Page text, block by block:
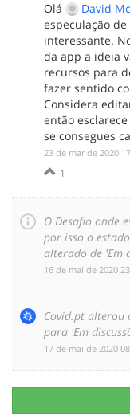
Olá
David
especulação
interessante.
da app a ideia
recursos para
fazer sentido
Considera
então
se consegues
‎23 de mar de 2020
1
O Desafio onde
por isso o
alterado de 'Em
‎16 de mai de 2020
Covid.pt alterou
para 'Em
‎17 de mai de 2020